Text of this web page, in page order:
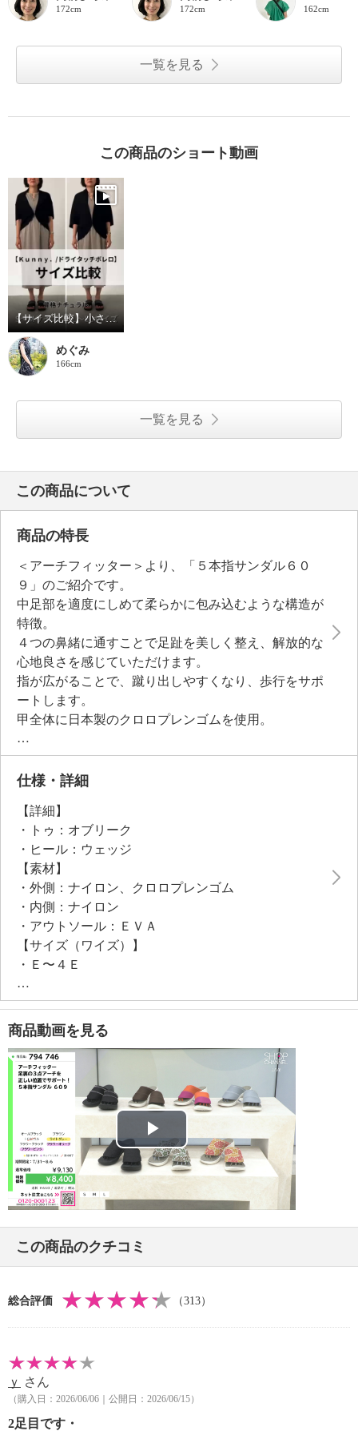
172cm 172cm 162cm
一覧を見る
この商品のショート動画
【サイズ比較】小さめがおすすめ
めぐみ
166cm
一覧を見る
この商品について
商品の特長
＜アーチフィッター＞より、「５本指サンダル６０
９」のご紹介です。
中足部を適度にしめて柔らかに包み込むような構造が
特徴。
４つの鼻緒に通すことで足趾を美しく整え、解放的な
心地良さを感じていただけます。
指が広がることで、蹴り出しやすくなり、歩行をサポ
ートします。
甲全体に日本製のクロロプレンゴムを使用。
ウェットスーツなどにも使われる素材で、肌当たりが
柔らかく、やさしくフィットします。
また、鼻緒の部分を折り込み仕様にすることで、さら
ちょっとそこまでのお出かけからレジャーシーンま
で、幅広い場面で履けるようなサンダルを目指して開
発しています。
仕様・詳細
【詳細】
・トゥ：オブリーク
・ヒール：ウェッジ
【素材】
・外側：ナイロン、クロロプレンゴム
・内側：ナイロン
・アウトソール：ＥＶＡ
【サイズ（ワイズ）】
・Ｅ〜４Ｅ
【サイズ（その他）】
・ヒールの高さ：約４ｃｍ
・前底厚み：約２ｃｍ
・前側着地点厚み：約２．５ｃｍ
・高低差：約１．５ｃｍ
【重さ】
・片足約１６０ｇ（サイズにより多少の差異あり）
【その他】
【同梱書類】
・取扱説明書
【原産国（地）】
・中国製
表記：Ｓ
表記：Ｍ
対応サイズ：２３．０ｃｍ〜２３．５ｃｍ
表記：Ｌ
対応サイズ：２４．０ｃｍ〜２４．５ｃｍ
商品動画を見る
Play
Video
この商品のクチコミ
総合評価 （313）
ｙ さん
（購入日：2026/06/06｜公開日：2026/06/15）
2足目です・